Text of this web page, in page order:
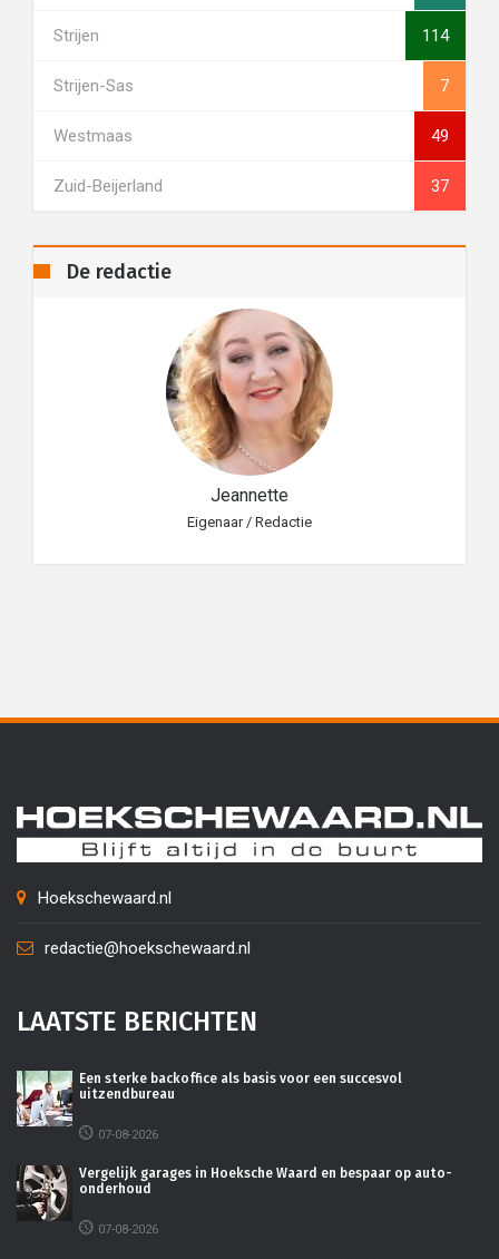
Strijen 114
Strijen-Sas 7
Westmaas 49
Zuid-Beijerland 37
De redactie
Jeannette
Eigenaar / Redactie
Hoekschewaard.nl
redactie@hoekschewaard.nl
LAATSTE BERICHTEN
Een sterke backoffice als basis voor een succesvol
uitzendbureau
07-08-2026
Vergelijk garages in Hoeksche Waard en bespaar op auto-
onderhoud
07-08-2026